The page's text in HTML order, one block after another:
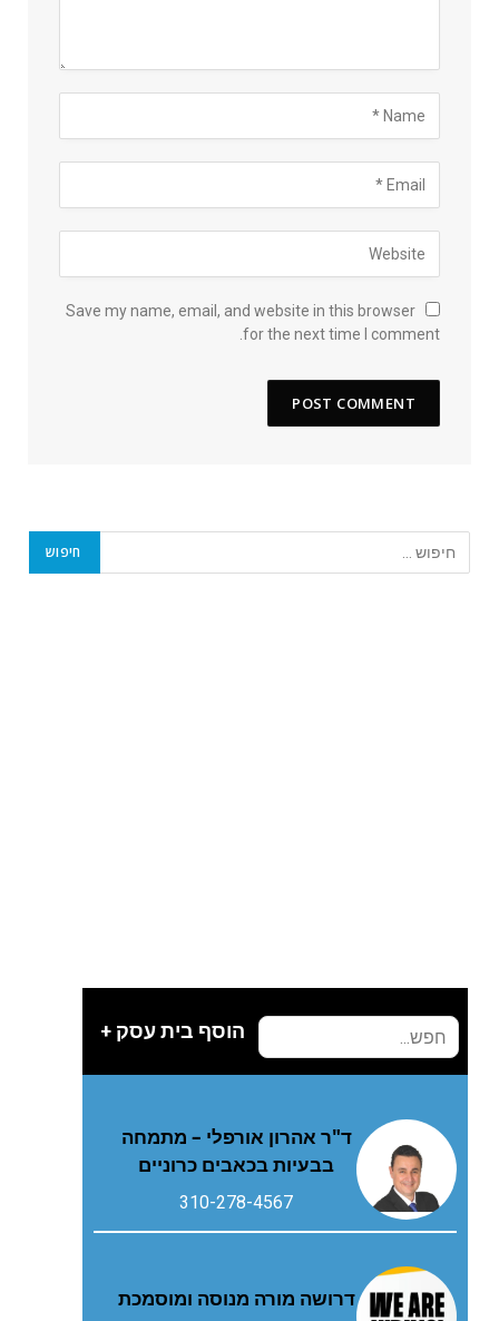
Save my name, email, and website in this browser
for the next time I comment.
הוסף בית עסק +
ד"ר אהרון אורפלי – מתמחה
בבעיות בכאבים כרוניים
310-278-4567
דרושה מורה מנוסה ומוסמכת